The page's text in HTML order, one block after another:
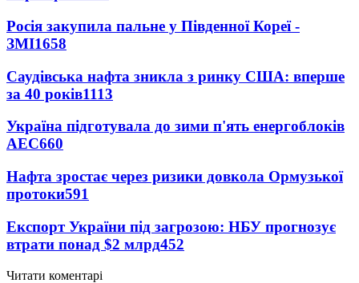
Росія закупила пальне у Південної Кореї -
ЗМІ1658
Саудівська нафта зникла з ринку США: вперше
за 40 років1113
Україна підготувала до зими п'ять енергоблоків
АЕС660
Нафта зростає через ризики довкола Ормузької
протоки591
Експорт України під загрозою: НБУ прогнозує
втрати понад $2 млрд452
Читати коментарі